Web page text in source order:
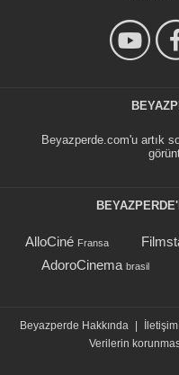
Beyazperde.com'u artık
AlloCiné Fransa
AdoroCinema brasil
Beyazperde Hakkında | İletişim
Verilerin